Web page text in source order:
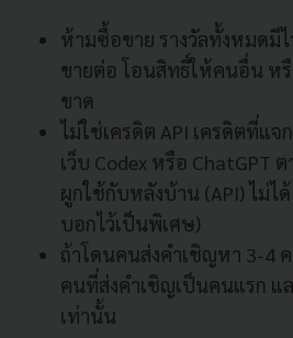
ห้ามซื้อขาย รางวัลทั้งหมดมีไ
ขายต่อ โอนสิทธิ์ให้คนอื่น หรื
ขาด
ไม่ใช่เครดิต API เครดิตที่แจ
เว็บ Codex หรือ ChatGPT
ผูกใช้กับหลังบ้าน (API) ไม่ไ
บอกไว้เป็นพิเศษ)
ถ้าโดนคนส่งคำเชิญหา 3-4
คนที่ส่งคำเชิญเป็นคนแรก แ
เท่านั้น